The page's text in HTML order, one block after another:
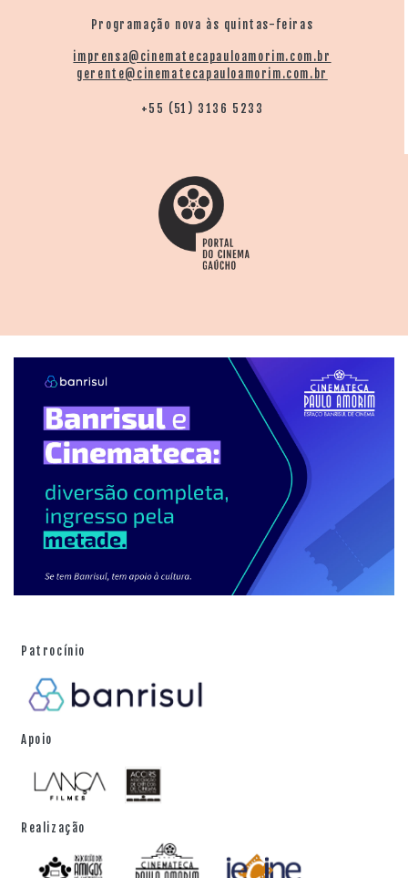
Programação nova às quintas-feiras
imprensa@cinematecapauloamorim.com.br
gerente@cinematecapauloamorim.com.br
+55 (51) 3136 5233
Patrocínio
Apoio
Realização